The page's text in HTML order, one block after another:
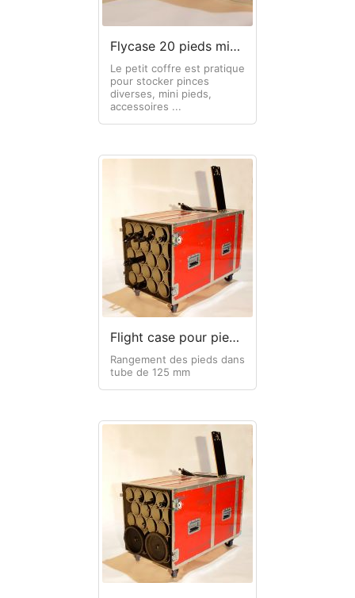
Flycase 20 pieds micro + trappe
Le petit coffre est pratique
pour stocker pinces
diverses, mini pieds,
accessoires ...
Flight case pour pieds de micro
Rangement des pieds dans
tube de 125 mm